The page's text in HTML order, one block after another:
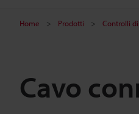
Home Prodotti Controlli
Cavo